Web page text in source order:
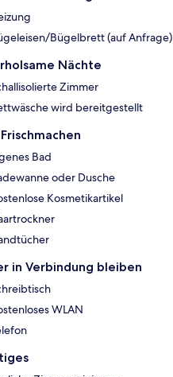
Bügelbrett (auf Anfrage)
Nächte
Zimmer
wird bereitgestellt
Bad
oder Dusche
Kosmetikartikel
in Verbindung bleiben
WLAN